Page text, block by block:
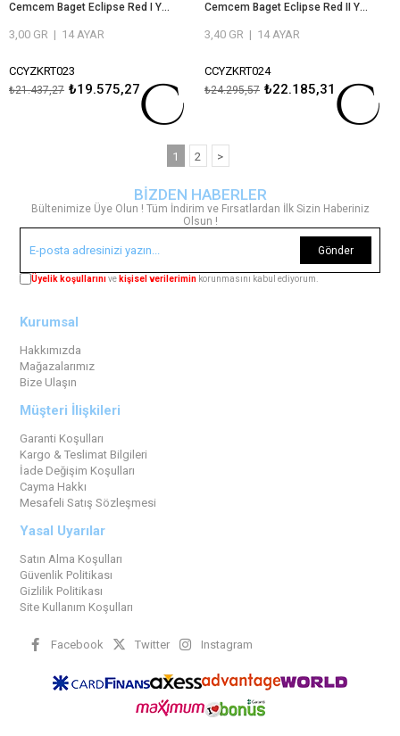
Cemcem Baget Eclipse Red I Yüzük
3,00 GR | 14 AYAR
CCYZKRT023
₺19.575,27
₺21.437,27
Cemcem Baget Eclipse Red II Yüzük
3,40 GR | 14 AYAR
GARANTİLİ
CCYZKRT024
₺22.185,31
₺24.295,57
1 2 >
BİZDEN HABERLER
Bültenimize Üye Olun ! Tüm İndirim ve Fırsatlardan İlk Sizin Haberiniz
Olsun !
Gönder
Üyelik koşullarınıve kişisel verilerimin korunmasını kabul ediyorum.
Kurumsal
Hakkımızda
Mağazalarımız
Bize Ulaşın
Müşteri İlişkileri
Garanti Koşulları
Kargo & Teslimat Bilgileri
İade Değişim Koşulları
Cayma Hakkı
Mesafeli Satış Sözleşmesi
Yasal Uyarılar
Satın Alma Koşulları
Güvenlik Politikası
Gizlilik Politikası
Site Kullanım Koşulları
Facebook Twitter Instagram